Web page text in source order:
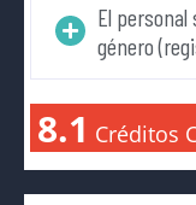
El
género
8.1 Créditos